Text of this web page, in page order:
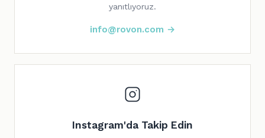
yanıtlıyoruz.
info@rovon.com →
Instagram'da Takip Edin